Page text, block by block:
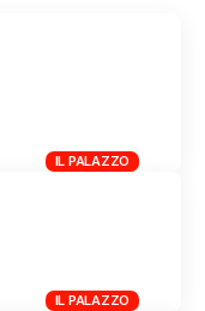
IL PALAZZO
IL PALAZZO